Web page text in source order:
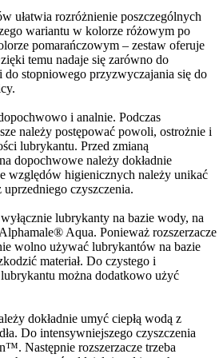
ułatwia rozróżnienie poszczególnych
wariantu w kolorze różowym po
pomarańczowym – zestaw oferuje
temu nadaje się zarówno do
stopniowego przyzwyczajania się do
i analnie. Podczas
należy postępować powoli, ostrożnie i
lubrykantu. Przed zmianą
dopochwowe należy dokładnie
względów higienicznych należy unikać
czyszczenia.
lubrykanty na bazie wody, na
Aqua. Ponieważ rozszerzacze
wolno używać lubrykantów na bazie
materiał. Do czystego i
można dodatkowo użyć
dokładnie umyć ciepłą wodą z
Do intensywniejszego czyszczenia
Następnie rozszerzacze trzeba